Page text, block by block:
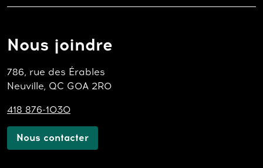
Nous joindre
786, rue des Érables
Neuville, QC G0A 2R0
418 876-1030
Nous contacter